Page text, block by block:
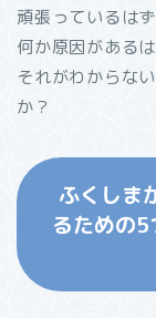
頑張っているは
何か原因があるは
それがわからな
か？
ふくしま
るための